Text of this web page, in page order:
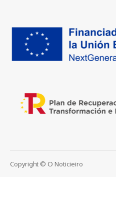
Copyright © O Noticieiro